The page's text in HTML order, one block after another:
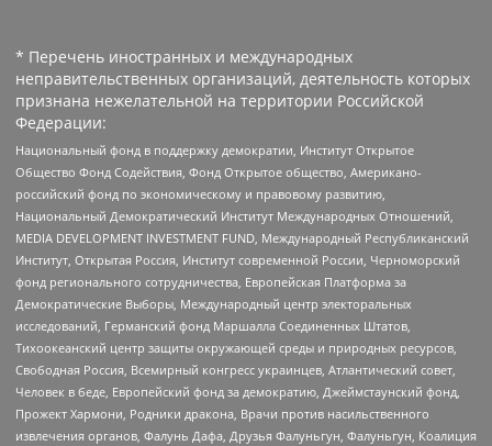
* Перечень иностранных и международных
неправительственных организаций, деятельность которых
признана нежелательной на территории Российской
Федерации:
Национальный фонд в поддержку демократии, Институт Открытое
Общество Фонд Содействия, Фонд Открытое общество, Американо-
российский фонд по экономическому и правовому развитию,
Национальный Демократический Институт Международных Отношений,
MEDIA DEVELOPMENT INVESTMENT FUND, Международный Республиканский
Институт, Открытая Россия, Институт современной России, Черноморский
фонд регионального сотрудничества, Европейская Платформа за
Демократические Выборы, Международный центр электоральных
исследований, Германский фонд Маршалла Соединенных Штатов,
Тихоокеанский центр защиты окружающей среды и природных ресурсов,
Свободная Россия, Всемирный конгресс украинцев, Атлантический совет,
Человек в беде, Европейский фонд за демократию, Джеймстаунский фонд,
Прожект Хармони, Родники дракона, Врачи против насильственного
извлечения органов, Фалунь Дафа, Друзья Фалуньгун, Фалуньгун, Коалиция